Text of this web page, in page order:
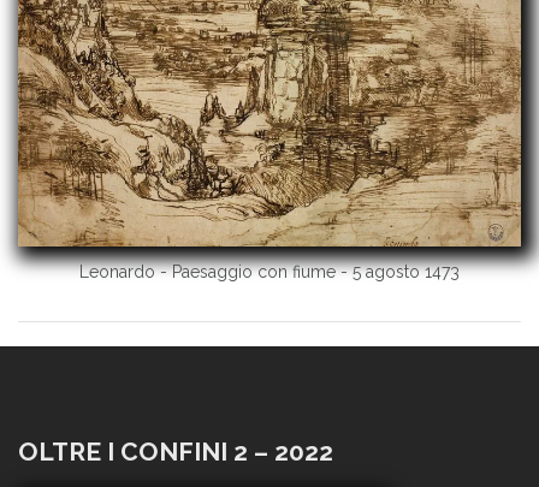
Leonardo - Paesaggio con fiume - 5 agosto 1473
OLTRE I CONFINI 2 – 2022